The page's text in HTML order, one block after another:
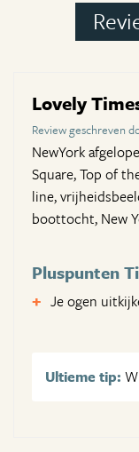
Lovely
Review geschreven
NewYork
Square, Top of
line,
boottocht, New
Pluspunten
Je ogen
Ultieme tip: